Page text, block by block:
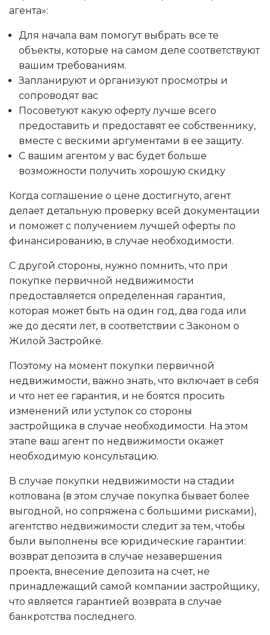
агента»:
Для начала вам помогут выбрать все те
объекты, которые на самом деле соответствуют
вашим требованиям.
Запланируют и организуют просмотры и
сопроводят вас
Посоветуют какую оферту лучше всего
предоставить и предоставят ее собственнику,
вместе с вескими аргументами в ее защиту.
С вашим агентом у вас будет больше
возможности получить хорошую скидку
Когда соглашение о цене достигнуто, агент
делает детальную проверку всей документации
и поможет с получением лучшей оферты по
финансированию, в случае необходимости.
С другой стороны, нужно помнить, что при
покупке первичной недвижимости
предоставляется определенная гарантия,
которая может быть на один год, два года или
же до десяти лет, в соответствии с Законом о
Жилой Застройке.
Поэтому на момент покупки первичной
недвижимости, важно знать, что включает в себя
и что нет ее гарантия, и не боятся просить
изменений или уступок со стороны
застройщика в случае необходимости. На этом
этапе ваш агент по недвижимости окажет
необходимую консультацию.
В случае покупки недвижимости на стадии
котлована (в этом случае покупка бывает более
выгодной, но сопряжена с большими рисками),
агентство недвижимости следит за тем, чтобы
были выполнены все юридические гарантии:
возврат депозита в случае незавершения
проекта, внесение депозита на счет, не
принадлежащий самой компании застройщику,
что является гарантией возврата в случае
банкротства последнего.